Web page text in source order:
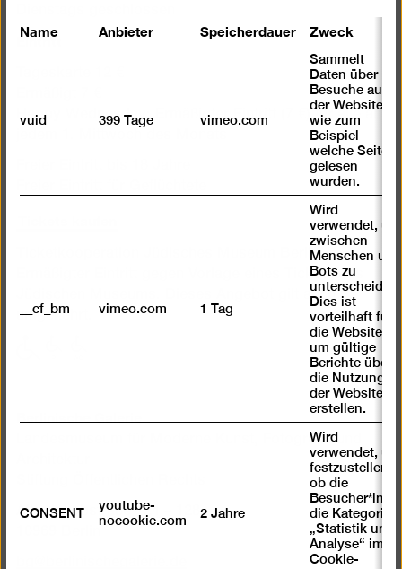
Eintritt
Happy Wednesday: Ermäßigter Eintritt (7 €) für alle an
Ticketkooperation Jüdisches Museum Berlin:
Ermäßigter Eintritt gegen Vorlage eines Tickets des
Jüdischen Museums. Dieses Angebot gilt auch
umgekehrt.
Berlinische Galerie
Landesmuseum für Moderne Kunst, Fotografie und
Alte Jakobstraße 124 – 128
10969 Berlin
Name Anbieter Speicherdauer Zweck
vuid 399 Tage vimeo.com
Sammelt
Daten über
Besuche auf
der Website,
wie zum
Beispiel
welche Seiten
gelesen
wurden.
__cf_bm vimeo.com 1 Tag
Wird
verwendet, um
zwischen
Menschen und
Bots zu
unterscheiden.
Dies ist
vorteilhaft für
die Website,
um gültige
Berichte über
die Nutzung
der Website zu
erstellen.
CONSENT
youtube-
nocookie.com
2 Jahre
Wird
verwendet, um
festzustellen ,
ob die
Besucher*in
die Kategorie
„Statistik und
Analyse“ im
Cookie-